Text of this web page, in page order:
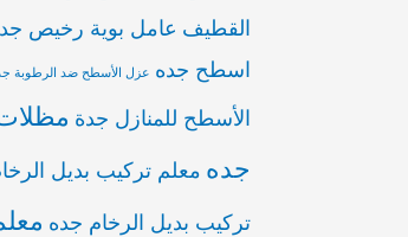
القطيف عامل بوية رخيص
اسطح جده عزل الأسطح ضد الرطوبة
الأسطح للمنازل جدة
جده معلم تركيب بديل
تركيب بديل الرخام جده